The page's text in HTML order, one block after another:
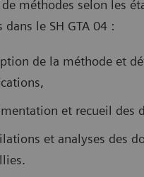
méthodes selon les
dans le SH GTA 04 :
de la méthode et
et recueil des
et analyses des